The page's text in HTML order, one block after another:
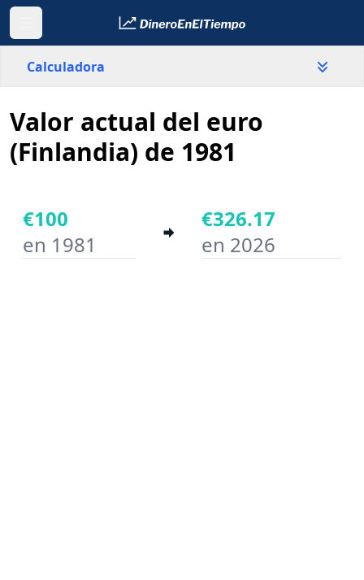
Calculadora
Finlandia
País
Año inicial
Valor actual del euro
(Finlandia) de 1981
€100
en 1981
€326.17
en 2026